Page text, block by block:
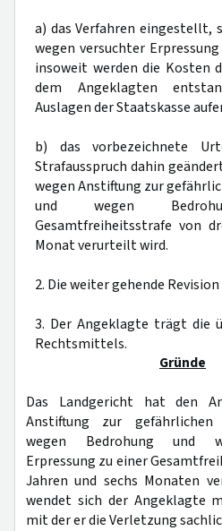
a) das Verfahren eingestellt,
wegen versuchter
insoweit werden die Kosten
dem Angeklagten
Auslagen der Staatskasse
b) das vorbezeichnete
Strafausspruch dahin
wegen Anstiftung zur
und wegen
Gesamtfreiheitsstrafe von
Monat verurteilt wird.
2. Die weiter gehende
3. Der Angeklagte trägt die
Rechtsmittels.
Gründe
Das Landgericht hat den
Anstiftung zur gefährlichen
wegen Bedrohung und
Erpressung zu einer
Jahren und sechs Monaten
wendet sich der Angeklagte
mit der er die Verletzung